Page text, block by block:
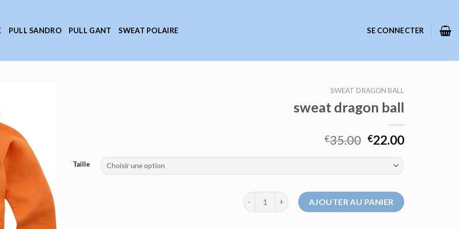
PULL SANDRO PULL GANT SWEAT POLAIRE SE CONNECTER
SWEAT DRAGON BALL
sweat dragon ball
€35.00 €22.00
Taille
quantité de sweat dragon ballAJOUTER AU PANIER